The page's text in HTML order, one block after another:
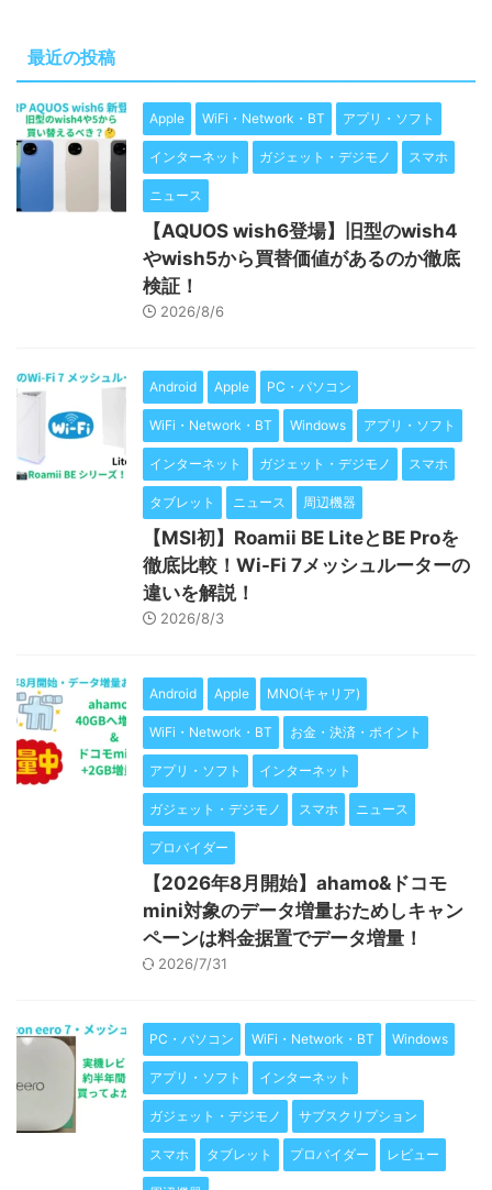
最近の投稿
Apple WiFi・Network・BT アプリ・ソフト
インターネット ガジェット・デジモノ スマホ
ニュース
【AQUOS wish6登場】旧型のwish4
やwish5から買替価値があるのか徹底
検証！
2026/8/6
Android Apple PC・パソコン
WiFi・Network・BT Windows アプリ・ソフト
インターネット ガジェット・デジモノ スマホ
タブレット ニュース 周辺機器
【MSI初】Roamii BE LiteとBE Proを
徹底比較！Wi-Fi 7メッシュルーターの
違いを解説！
2026/8/3
Android Apple MNO(キャリア)
WiFi・Network・BT お金・決済・ポイント
アプリ・ソフト インターネット
ガジェット・デジモノ スマホ ニュース
プロバイダー
【2026年8月開始】ahamo&ドコモ
mini対象のデータ増量おためしキャン
ペーンは料金据置でデータ増量！
2026/7/31
PC・パソコン WiFi・Network・BT Windows
アプリ・ソフト インターネット
ガジェット・デジモノ サブスクリプション
スマホ タブレット プロバイダー レビュー